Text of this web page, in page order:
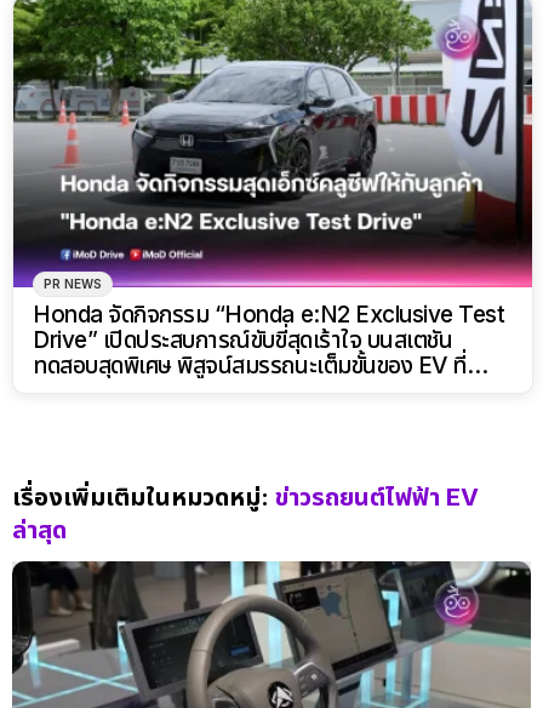
PR NEWS
Honda จัดกิจกรรม “Honda e:N2 Exclusive Test
Drive” เปิดประสบการณ์ขับขี่สุดเร้าใจ บนสเตชัน
ทดสอบสุดพิเศษ พิสูจน์สมรรถนะเต็มขั้นของ EV ที่
เรื่องเพิ่มเติมในหมวดหมู่: ข่าวรถยนต์ไฟฟ้า EV
ล่าสุด